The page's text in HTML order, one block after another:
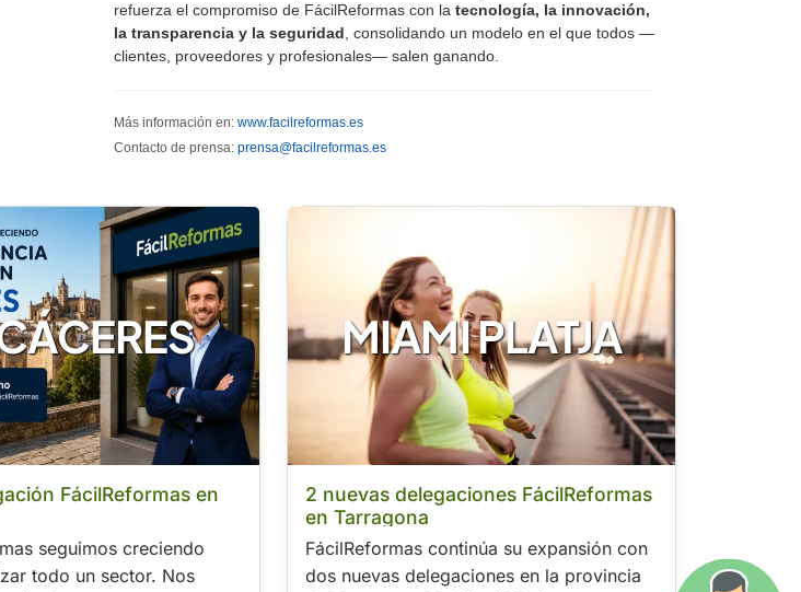
refuerza el compromiso de FácilReformas con la tecnología, la innovación,
la transparencia y la seguridad , consolidando un modelo en el que todos —
clientes, proveedores y profesionales— salen ganando.
Más información en: www.facilreformas.es
Contacto de prensa: prensa@facilreformas.es
FácilReformas en
seguimos creciendo
todo un sector. Nos
MIAMI PLATJA
2 nuevas delegaciones FácilReformas
en Tarragona
FácilReformas continúa su expansión con
dos nuevas delegaciones en la provincia